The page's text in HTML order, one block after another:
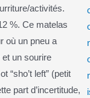
activités.
%. Ce matelas
où un pneu a
un sourire
“sho’t left” (petit
part d’incertitude,